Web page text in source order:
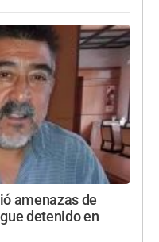
amenazas de
detenido en